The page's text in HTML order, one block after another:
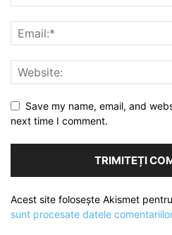
Save my name, email, and
next time I comment.
Acest site folosește Akismet
sunt procesate datele